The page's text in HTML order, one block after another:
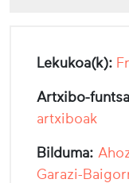
Lekukoa(k):
Artxibo-
artxiboak
Bilduma:
Garazi-